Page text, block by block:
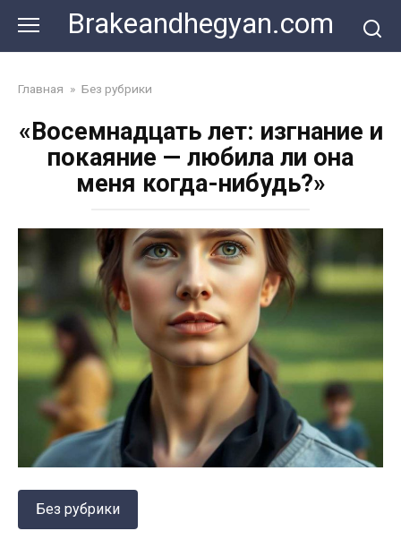
content
Brakeandhegyan.com
Главная » Без рубрики
«Восемнадцать лет: изгнание и
покаяние — любила ли она
меня когда-нибудь?»
Без рубрики